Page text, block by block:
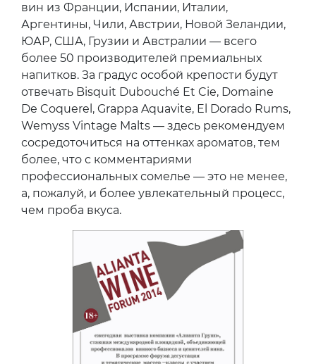
вин из Франции, Испании, Италии,
Аргентины, Чили, Австрии, Новой Зеландии,
ЮАР, США, Грузии и Австралии — всего
более 50 производителей премиальных
напитков. За градус особой крепости будут
отвечать Bisquit Dubouché Et Cie, Domaine
De Coquerel, Grappa Aquavite, El Dorado Rums,
Wemyss Vintage Malts — здесь рекомендуем
сосредоточиться на оттенках ароматов, тем
более, что с комментариями
профессиональных сомелье — это не менее,
а, пожалуй, и более увлекательный процесс,
чем проба вкуса.